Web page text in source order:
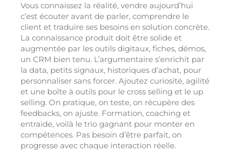
Vous connaissez la réalité, vendre aujourd’hui
c’est écouter avant de parler, comprendre le
client et traduire ses besoins en solution concrète.
La connaissance produit doit être solide et
augmentée par les outils digitaux, fiches, démos,
un CRM bien tenu. L’argumentaire s’enrichit par
la data, petits signaux, historiques d’achat, pour
personnaliser sans forcer. Ajoutez curiosité, agilité
et une boîte à outils pour le cross selling et le up
selling. On pratique, on teste, on récupère des
feedbacks, on ajuste. Formation, coaching et
entraide, voilà le trio gagnant pour monter en
compétences. Pas besoin d’être parfait, on
progresse avec chaque interaction réelle.